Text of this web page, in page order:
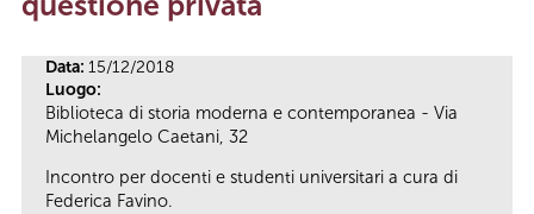
Data: 15/12/2018
Luogo:
Biblioteca di storia moderna e contemporanea - Via
Michelangelo Caetani, 32
Incontro per docenti e studenti universitari a cura di
Federica Favino.